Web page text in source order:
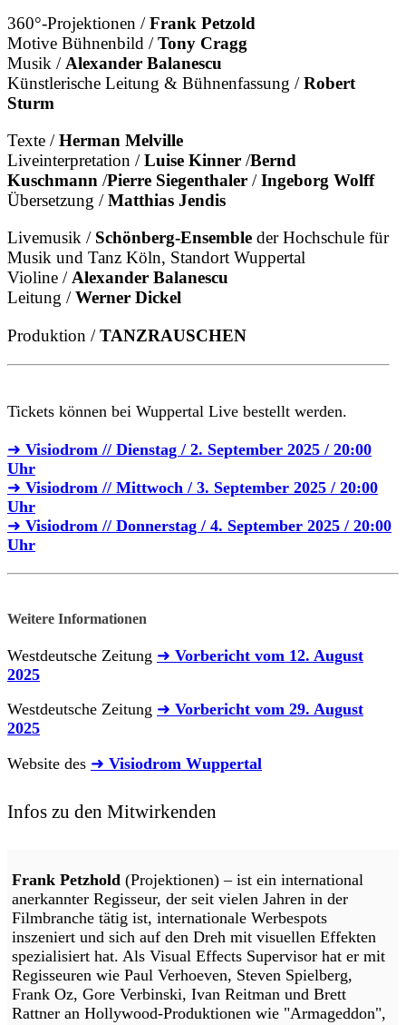
360°-Projektionen /Frank Petzold
Motive Bühnenbild /Tony Cragg
Musik / Alexander Balanescu
Künstlerische Leitung & Bühnenfassung /Robert
Sturm
Texte /Herman Melville
Liveinterpretation /Luise Kinner /Bernd
Kuschmann /Pierre Siegenthaler /Ingeborg Wolff
Übersetzung /Matthias Jendis
Livemusik / Schönberg-Ensemble der Hochschule für
Musik und Tanz Köln, Standort Wuppertal
Violine /Alexander Balanescu
Leitung /Werner Dickel
Produktion /TANZRAUSCHEN
Tickets können bei Wuppertal Live bestellt werden.
➜ Visiodrom // Dienstag / 2. September 2025 / 20:00
Uhr
➜ Visiodrom // Mittwoch / 3. September 2025 / 20:00
Uhr
➜ Visiodrom // Donnerstag / 4. September 2025 / 20:00
Uhr
Weitere Informationen
Westdeutsche Zeitung ➜ Vorbericht vom 12. August
2025
Westdeutsche Zeitung ➜ Vorbericht vom 29. August
2025
Website des ➜ Visiodrom Wuppertal
Infos zu den Mitwirkenden
Frank Petzhold (Projektionen) – ist ein international
anerkannter Regisseur, der seit vielen Jahren in der
Filmbranche tätig ist, internationale Werbespots
inszeniert und sich auf den Dreh mit visuellen Effekten
spezialisiert hat. Als Visual Effects Supervisor hat er mit
Regisseuren wie Paul Verhoeven, Steven Spielberg,
Frank Oz, Gore Verbinski, Ivan Reitman und Brett
Rattner an Hollywood-Produktionen wie "Armageddon",